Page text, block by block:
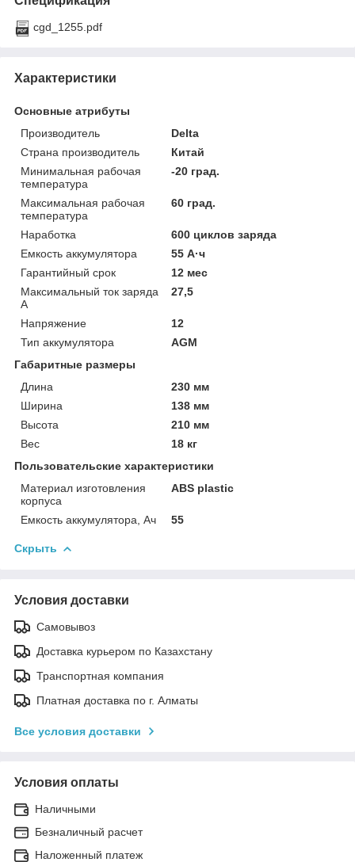
cgd_1255.pdf
Характеристики
Основные атрибуты
Производитель
Delta
Страна производитель
Китай
Минимальная рабочая
температура
-20 град.
Максимальная рабочая
температура
60 град.
Наработка
600 циклов заряда
Емкость аккумулятора
55 А·ч
Гарантийный срок
12 мес
Максимальный ток заряда
А
27,5
Напряжение
12
Тип аккумулятора
AGM
Габаритные размеры
Длина
230 мм
Ширина
138 мм
Высота
210 мм
Вес
18 кг
Пользовательские характеристики
Материал изготовления
корпуса
ABS plastic
Емкость аккумулятора, Ач 55
Скрыть
Условия доставки
Самовывоз
Доставка курьером по Казахстану
Транспортная компания
Платная доставка по г. Алматы
Все условия доставки
Условия оплаты
Наличными
Безналичный расчет
Наложенный платеж